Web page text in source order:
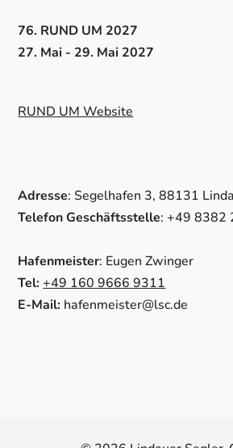
76. RUND UM 2027
27. Mai - 29. Mai 2027
RUND UM Website
Adresse: Segelhafen 3, 88131
Telefon Geschäftsstelle: +49 8382
Hafenmeister: Eugen Zwinger
Tel: +49 160 9666 9311
E-Mail: hafenmeister@lsc.de